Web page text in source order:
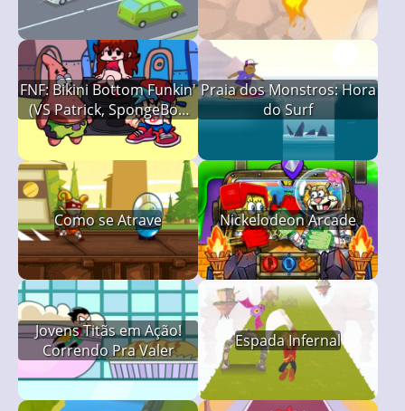
FNF: Bikini Bottom Funkin'
(VS Patrick, SpongeBob
and Squidward)
Praia dos Monstros: Hora
do Surf
Como se Atrave Nickelodeon Arcade
Jovens Titãs em Ação!
Correndo Pra Valer
Espada Infernal